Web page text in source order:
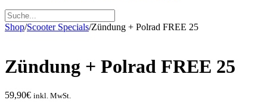
Shop/Scooter Specials/Zündung + Polrad FREE 25
Zündung + Polrad FREE 25
59,90€ inkl. MwSt.